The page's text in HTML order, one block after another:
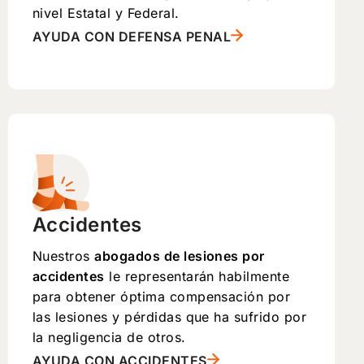
nivel Estatal y Federal.
AYUDA CON DEFENSA PENAL
Accidentes
Nuestrosabogados de lesiones por
accidentes le representarán habilmente
para obtener óptima compensación por
las lesiones y pérdidas que ha sufrido por
la negligencia de otros.
AYUDA CON ACCIDENTES